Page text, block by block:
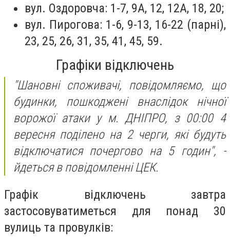
вул. Оздоровча: 1-7, 9А, 12, 12А, 18, 20;
вул. Пирогова: 1-6, 9-13, 16-22 (парні),
23, 25, 26, 31, 35, 41, 45, 59.
Графіки відключень
"Шановні споживачі, повідомляємо, що
будинки, пошкоджені внаслідок нічної
ворожої атаки у м. ДНІПРО, з 00:00 4
вересня поділено на 2 черги, які будуть
відключатися почергово на 5 годин", -
йдеться в повідомленні ЦЕК.
Графік відключень завтра
застосовуватиметься для понад 30
вулиць та провулків: